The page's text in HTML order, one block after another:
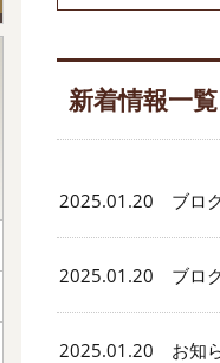
新着情報一覧
2025.01.20 ブロ
2025.01.20 ブロ
2025.01.20 お知